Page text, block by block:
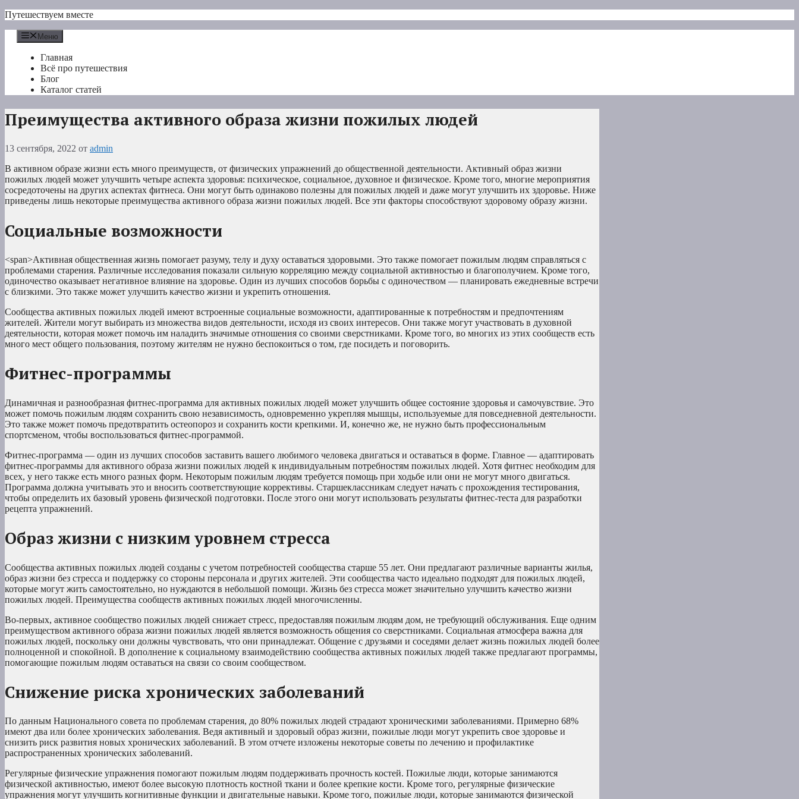
Перейти
содержимому
Путешествуем вместе
Меню
Главная
Всё про путешествия
Блог
Каталог статей
Преимущества активного образа жизни пожилых людей
13 сентября, 2022 от admin
В активном образе жизни есть много преимуществ, от физических упражнений до общественной деятельности. Активный образ жизни
пожилых людей может улучшить четыре аспекта здоровья: психическое, социальное, духовное и физическое. Кроме того, многие мероприятия
сосредоточены на других аспектах фитнеса. Они могут быть одинаково полезны для пожилых людей и даже могут улучшить их здоровье. Ниже
приведены лишь некоторые преимущества активного образа жизни пожилых людей. Все эти факторы способствуют здоровому образу жизни.
Социальные возможности
<span>Активная общественная жизнь помогает разуму, телу и духу оставаться здоровыми. Это также помогает пожилым людям справляться с
проблемами старения. Различные исследования показали сильную корреляцию между социальной активностью и благополучием. Кроме того,
одиночество оказывает негативное влияние на здоровье. Один из лучших способов борьбы с одиночеством — планировать ежедневные встречи
с близкими. Это также может улучшить качество жизни и укрепить отношения.
Сообщества активных пожилых людей имеют встроенные социальные возможности, адаптированные к потребностям и предпочтениям
жителей. Жители могут выбирать из множества видов деятельности, исходя из своих интересов. Они также могут участвовать в духовной
деятельности, которая может помочь им наладить значимые отношения со своими сверстниками. Кроме того, во многих из этих сообществ есть
много мест общего пользования, поэтому жителям не нужно беспокоиться о том, где посидеть и поговорить.
Фитнес-программы
Динамичная и разнообразная фитнес-программа для активных пожилых людей может улучшить общее состояние здоровья и самочувствие. Это
может помочь пожилым людям сохранить свою независимость, одновременно укрепляя мышцы, используемые для повседневной деятельности.
Это также может помочь предотвратить остеопороз и сохранить кости крепкими. И, конечно же, не нужно быть профессиональным
спортсменом, чтобы воспользоваться фитнес-программой.
Фитнес-программа — один из лучших способов заставить вашего любимого человека двигаться и оставаться в форме. Главное — адаптировать
фитнес-программы для активного образа жизни пожилых людей к индивидуальным потребностям пожилых людей. Хотя фитнес необходим для
всех, у него также есть много разных форм. Некоторым пожилым людям требуется помощь при ходьбе или они не могут много двигаться.
Программа должна учитывать это и вносить соответствующие коррективы. Старшеклассникам следует начать с прохождения тестирования,
чтобы определить их базовый уровень физической подготовки. После этого они могут использовать результаты фитнес-теста для разработки
рецепта упражнений.
Образ жизни с низким уровнем стресса
Сообщества активных пожилых людей созданы с учетом потребностей сообщества старше 55 лет. Они предлагают различные варианты жилья,
образ жизни без стресса и поддержку со стороны персонала и других жителей. Эти сообщества часто идеально подходят для пожилых людей,
которые могут жить самостоятельно, но нуждаются в небольшой помощи. Жизнь без стресса может значительно улучшить качество жизни
пожилых людей. Преимущества сообществ активных пожилых людей многочисленны.
Во-первых, активное сообщество пожилых людей снижает стресс, предоставляя пожилым людям дом, не требующий обслуживания. Еще одним
преимуществом активного образа жизни пожилых людей является возможность общения со сверстниками. Социальная атмосфера важна для
пожилых людей, поскольку они должны чувствовать, что они принадлежат. Общение с друзьями и соседями делает жизнь пожилых людей более
полноценной и спокойной. В дополнение к социальному взаимодействию сообщества активных пожилых людей также предлагают программы,
помогающие пожилым людям оставаться на связи со своим сообществом.
Снижение риска хронических заболеваний
По данным Национального совета по проблемам старения, до 80% пожилых людей страдают хроническими заболеваниями. Примерно 68%
имеют два или более хронических заболевания. Ведя активный и здоровый образ жизни, пожилые люди могут укрепить свое здоровье и
снизить риск развития новых хронических заболеваний. В этом отчете изложены некоторые советы по лечению и профилактике
распространенных хронических заболеваний.
Регулярные физические упражнения помогают пожилым людям поддерживать прочность костей. Пожилые люди, которые занимаются
физической активностью, имеют более высокую плотность костной ткани и более крепкие кости. Кроме того, регулярные физические
упражнения могут улучшить когнитивные функции и двигательные навыки. Кроме того, пожилые люди, которые занимаются физической